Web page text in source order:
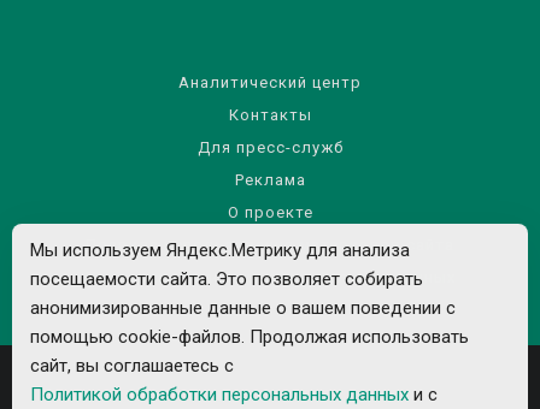
Аналитический центр
Контакты
Для пресс-служб
Реклама
О проекте
Правила использования материалов сайта
Политика обработки персональных данных
Мы используем Яндекс.Метрику для анализа
посещаемости сайта. Это позволяет собирать
анонимизированные данные о вашем поведении с
помощью cookie-файлов. Продолжая использовать
сайт, вы соглашаетесь с
Политикой обработки персональных данных и с